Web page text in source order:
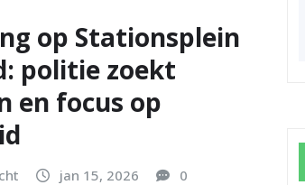
op Stationsplein
politie zoekt
en focus op
jan 15, 2026 0